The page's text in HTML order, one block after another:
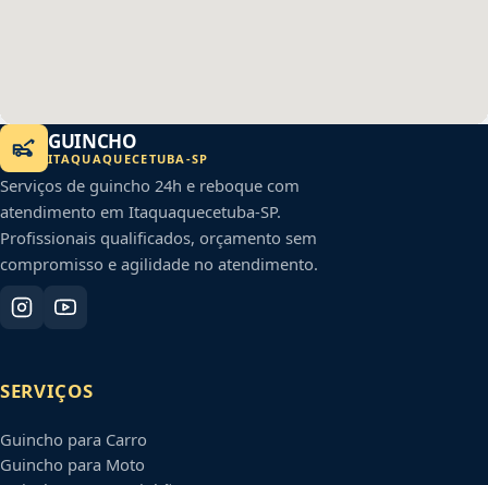
GUINCHO
ITAQUAQUECETUBA -SP
Serviços de guincho 24h e reboque com
atendimento em Itaquaquecetuba-SP.
Profissionais qualificados, orçamento sem
compromisso e agilidade no atendimento.
SERVIÇOS
Guincho para Carro
Guincho para Moto